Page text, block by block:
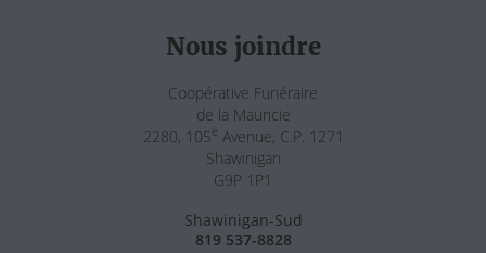
Nous joindre
Coopérative Funéraire
de la Mauricie
2280, 105e Avenue, C.P. 1271
Shawinigan
G9P 1P1
Shawinigan-Sud
819 537-8828